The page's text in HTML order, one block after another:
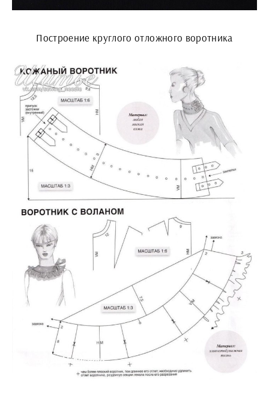
Построение круглого отложного воротника